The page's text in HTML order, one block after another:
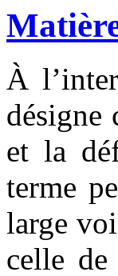
À
désigne
et la
terme
large
celle